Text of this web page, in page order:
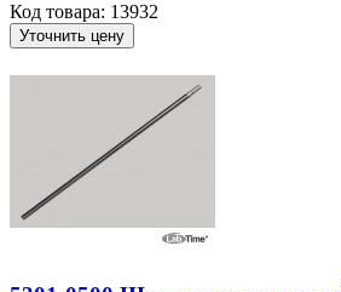
Код товара: 13932
Уточнить цену